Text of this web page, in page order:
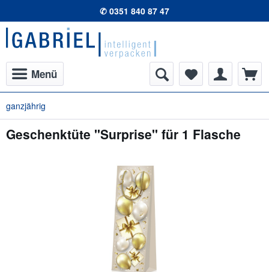
✆ 0351 840 87 47
Menü
ganzjährig
Geschenktüte "Surprise" für 1 Flasche